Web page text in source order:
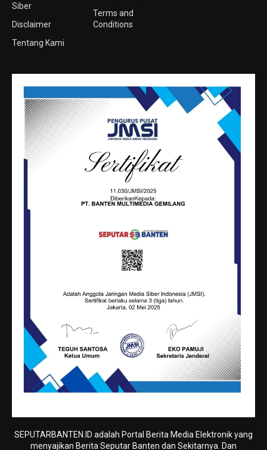
Siber
Disclaimer
Tentang Kami
Terms and
Conditions
SEPUTARBANTEN.ID adalah Portal Berita Media Elektronik yang
menyajikan Berita Seputar Banten dan Sekitarnya. Dan